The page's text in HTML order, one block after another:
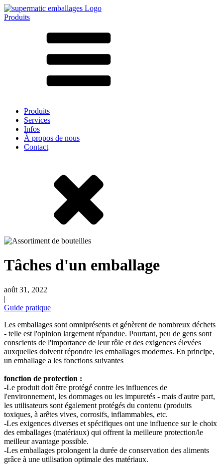
Produits
LD-PE
Sachets et bag-in-box
Bouteilles de bière(16)
Produits chimiques
Distributeurs et pompes(30)
Boîtes(73)
Pulvérisateur fin(8)
Produits
Services
Infos
À propos de nous
Contact
Tâches d'un emballage
août 31, 2022
|
Guide pratique
Les emballages sont omniprésents et génèrent de nombreux déchets
- telle est l'opinion largement répandue. Pourtant, peu de gens sont
conscients de l'importance de leur rôle et des exigences élevées
auxquelles doivent répondre les emballages modernes. En principe,
un emballage a les fonctions suivantes
fonction de protection :
-Le produit doit être protégé contre les influences de
l'environnement, les dommages ou les impuretés - mais d'autre part,
les utilisateurs sont également protégés du contenu (produits
toxiques, à arêtes vives, corrosifs, inflammables, etc.
-Les exigences diverses et spécifiques ont une influence sur le choix
des emballages (matériaux) qui offrent la meilleure protection/le
meilleur avantage possible.
-Les emballages prolongent la durée de conservation des aliments
grâce à une utilisation optimale des matériaux.